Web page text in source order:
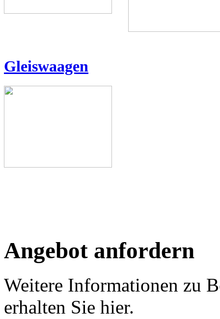
Gleiswaagen
Angebot anfordern
Weitere Informationen zu
erhalten Sie hier.